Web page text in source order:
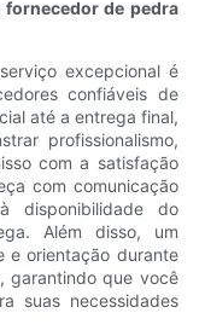
fornecedor de pedra
excepcional é
confiáveis ​​de
até a entrega final,
profissionalismo,
com a satisfação
com comunicação
disponibilidade do
Além disso, um
e orientação durante
garantindo que você
suas necessidades